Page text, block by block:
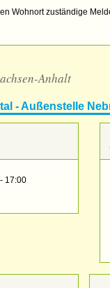
Wohnort zuständige
Anhalt
- Außenstelle
17:00